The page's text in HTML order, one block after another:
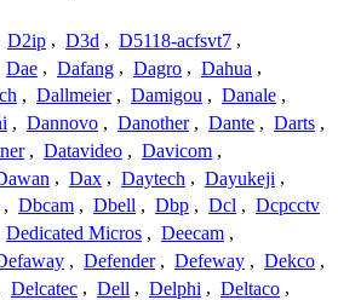
D2ip , D3d , D5118-acfsvt7 ,
Dae , Dafang , Dagro , Dahua ,
, Dallmeier , Damigou , Danale ,
, Dannovo , Danother , Dante , Darts ,
, Datavideo , Davicom ,
, Dax , Daytech , Dayukeji ,
, Dbcam , Dbell , Dbp , Dcl , Dcpcctv
Dedicated Micros , Deecam ,
, Defender , Defeway , Dekco ,
Delcatec , Dell , Delphi , Deltaco ,